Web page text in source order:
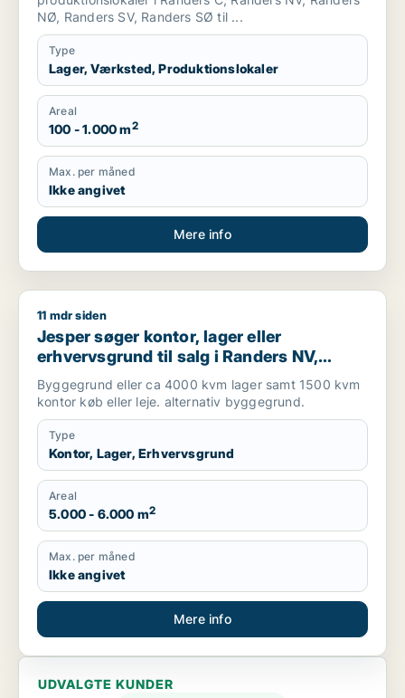
NØ, Randers SV, Randers SØ til ...
Type
Lager, Værksted, Produktionslokaler
Areal
100 - 1.000 m2
Max. per måned
Ikke angivet
Mere info
Jesper søger kontor, lager eller erhvervsgrund til salg i
11 mdr siden
Jesper søger kontor, lager eller
erhvervsgrund til salg i Randers NV,
Randers SV eller Randers SØ
Byggegrund eller ca 4000 kvm lager samt 1500 kvm
kontor køb eller leje. alternativ byggegrund.
Type
Kontor, Lager, Erhvervsgrund
Areal
5.000 - 6.000 m2
Max. per måned
Ikke angivet
Mere info
UDVALGTE KUNDER